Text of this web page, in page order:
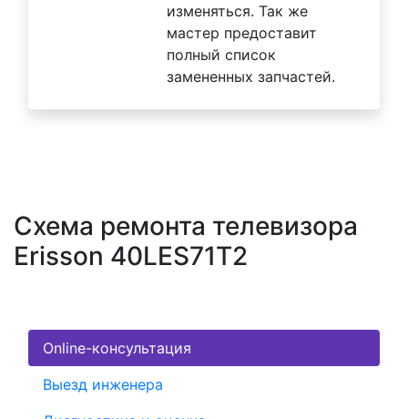
изменяться. Так же
мастер предоставит
полный список
замененных запчастей.
Схема ремонта телевизора
Erisson 40LES71T2
Online-консультация
Выезд инженера